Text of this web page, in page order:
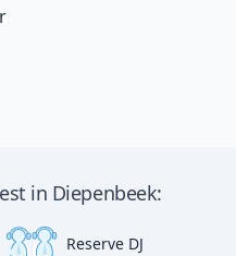
in Diepenbeek:
Reserve DJ